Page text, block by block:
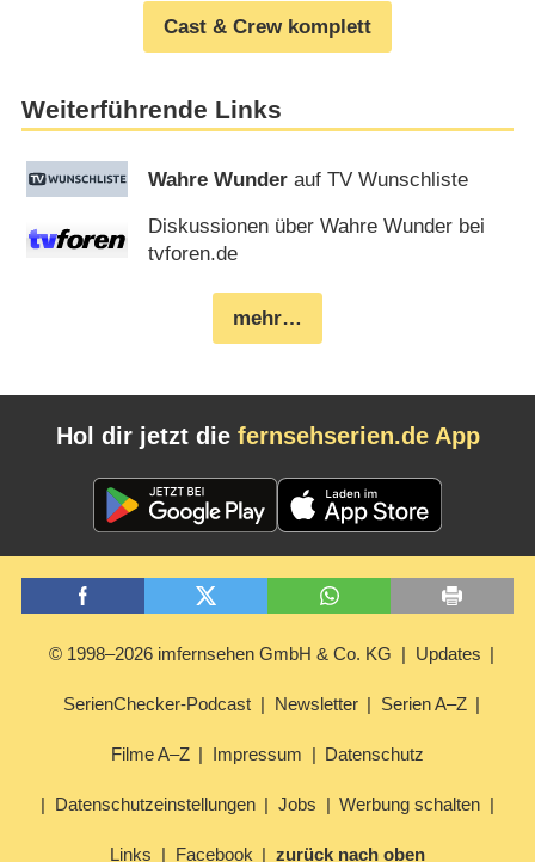
Cast & Crew komplett
Weiterführende Links
Wahre Wunder auf TV Wunschliste
Diskussionen über Wahre Wunder bei
tvforen.de
mehr…
Hol dir jetzt die fernsehserien.de App
© 1998–2026 imfernsehen GmbH & Co. KG Updates
SerienChecker-Podcast Newsletter Serien A–Z
Filme A–Z Impressum Datenschutz
Datenschutzeinstellungen Jobs Werbung schalten
Links Facebook zurück nach oben